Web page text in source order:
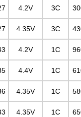
4.2V 3C
4.35V 3C
4.2V 1C
4.4V 1C
4.35V 1C
4.35V 1C